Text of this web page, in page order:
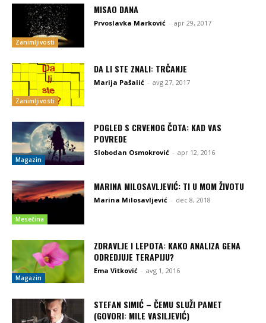
Zanimljivosti
MISAO DANA
Prvoslavka Marković - apr 29, 2017
Zanimljivosti
DA LI STE ZNALI: TRČANJE
Marija Pašalić - avg 27, 2017
Magazin
POGLED S CRVENOG ČOTA: KAD VAS
POVREDE
Slobodan Osmokrović - apr 12, 2016
Mesečina
MARINA MILOSAVLJEVIĆ: TI U MOM ŽIVOTU
Marina Milosavljević - dec 8, 2018
Magazin
ZDRAVLJE I LEPOTA: KAKO ANALIZA GENA
ODREDJUJE TERAPIJU?
Ema Vitković - avg 1, 2016
STEFAN SIMIĆ – ČEMU SLUŽI PAMET
(GOVORI: MILE VASILJEVIĆ)